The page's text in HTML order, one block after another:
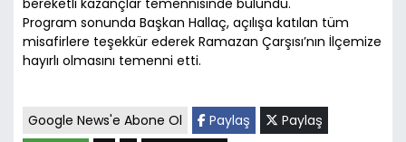
bereketli kazançlar temennisinde bulundu.
Program sonunda Başkan Hallaç, açılışa katılan tüm
misafirlere teşekkür ederek Ramazan Çarşısı’nın İlçemize
hayırlı olmasını temenni etti.
Google News'e Abone Ol Paylaş
Paylaş